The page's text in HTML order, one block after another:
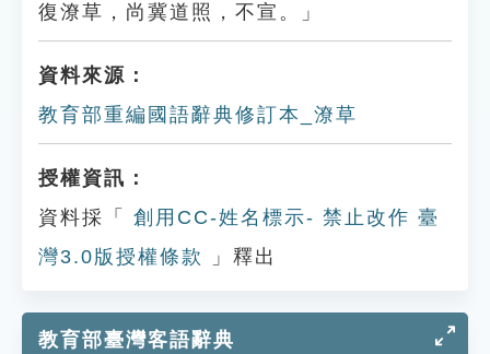
復潦草，尚冀道照，不宣。」
資料來源：
教育部重編國語辭典修訂本_潦草
授權資訊：
資料採「
創用CC-姓名標示- 禁止改作 臺
灣3.0版授權條款
」釋出
教育部臺灣客語辭典